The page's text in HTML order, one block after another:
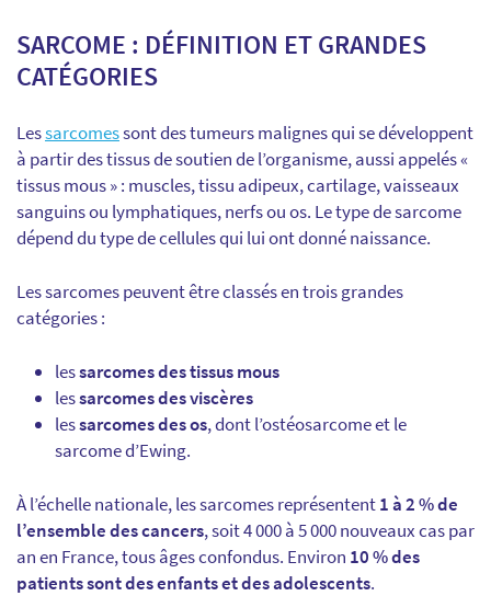
SARCOME : DÉFINITION ET GRANDES
CATÉGORIES
Lessarcomessont des tumeurs malignes qui se développent
à partir des tissus de soutien de l’organisme, aussi appelés «
tissus mous » : muscles, tissu adipeux, cartilage, vaisseaux
sanguins ou lymphatiques, nerfs ou os. Le type de sarcome
dépend du type de cellules qui lui ont donné naissance.
Les sarcomes peuvent être classés en trois grandes
catégories :
lessarcomes des tissus mous
lessarcomes des viscères
lessarcomes des os, dont l’ostéosarcome et le
sarcome d’Ewing.
À l’échelle nationale, les sarcomes représentent1 à 2 % de
l’ensemble des cancers, soit 4 000 à 5 000 nouveaux cas par
an en France, tous âges confondus. Environ 10 % des
patients sont des enfants et des adolescents.